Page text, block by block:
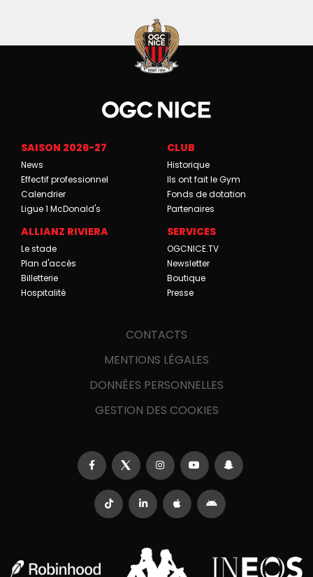
SAISON 2026-27
News
Effectif professionnel
Calendrier
Ligue 1 McDonald's
CLUB
Historique
Ils ont fait le Gym
Fonds de dotation
Partenaires
ALLIANZ RIVIERA
Le stade
Plan d'accès
Billetterie
Hospitalité
SERVICES
OGCNICE.TV
Newsletter
Boutique
Presse
CONTACTS
MENTIONS LÉGALES
DONNÉES PERSONNELLES
GESTION DES COOKIES